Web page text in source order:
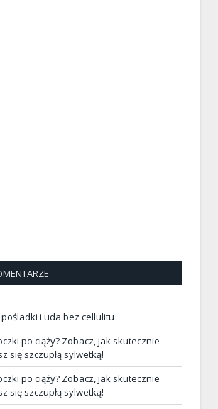
pośladki i uda bez cellulitu
po ciąży? Zobacz, jak skutecznie
się szczupłą sylwetką!
po ciąży? Zobacz, jak skutecznie
się szczupłą sylwetką!